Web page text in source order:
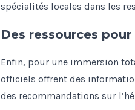
spécialités locales dans les
Des ressources
Enfin, pour une immersion
officiels offrent des
des recommandations sur